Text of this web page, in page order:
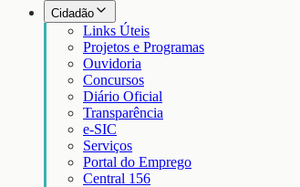
Cidadão
Links Úteis
Projetos e Programas
Ouvidoria
Concursos
Diário Oficial
Transparência
e-SIC
Serviços
Portal do Emprego
Central 156